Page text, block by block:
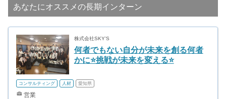
あなたにオススメの長期インターン
株式会社SKY’S
何者でもない自分が未来を創る何者
かに⭐️挑戦が未来を変える⭐️
コンサルティング 人材 愛知県
営業